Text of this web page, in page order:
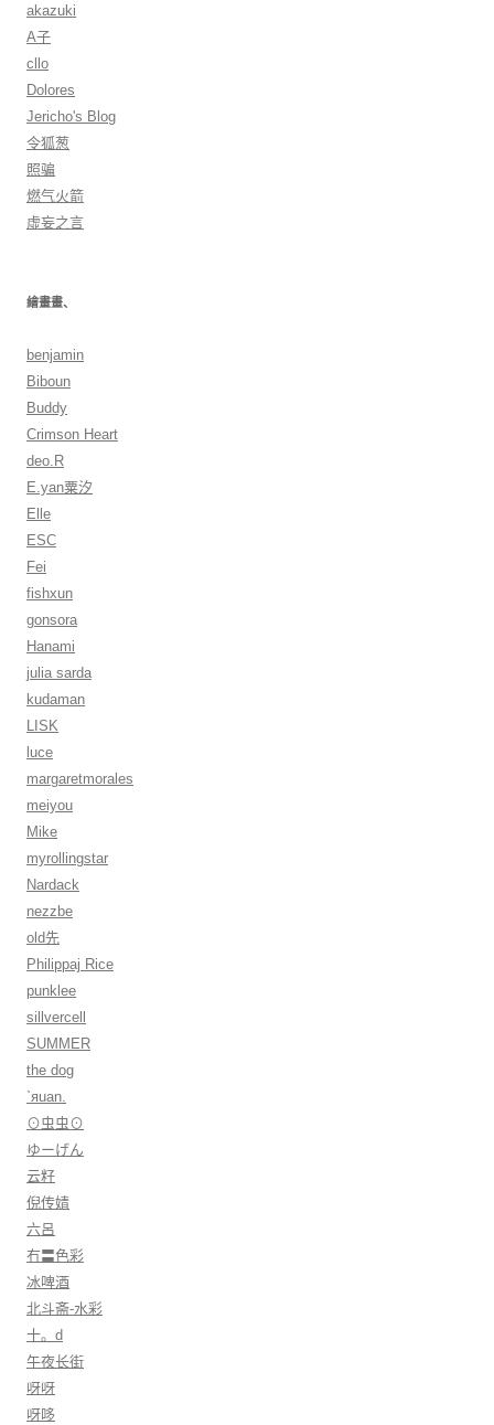
akazuki
A子
cllo
Dolores
Jericho's Blog
令狐葱
照骗
燃气火箭
虛妄之言
繪畫畫、
benjamin
Biboun
Buddy
Crimson Heart
deo.R
E.yan粟汐
Elle
ESC
Fei
fishxun
gonsora
Hanami
julia sarda
kudaman
LISK
luce
margaretmorales
meiyou
Mike
myrollingstar
Nardack
nezzbe
old先
Philippaj Rice
punklee
sillvercell
SUMMER
the dog
ˋяuan.
⊙虫虫⊙
ゆーげん
云籽
倪传婧
六呂
冇〓色彩
冰啤酒
北斗斋-水彩
十。d
午夜长街
呀呀
呀哆